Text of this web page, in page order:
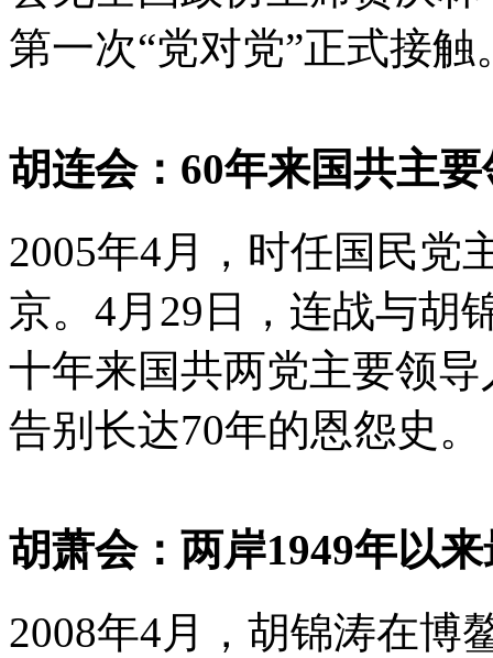
第一次“党对党”正式接触
胡连会：60年来国共主
2005年4月，时任国民党
京。4月29日，连战与胡
十年来国共两党主要领
告别长达70年的恩怨史。
胡萧会：两岸1949年以
2008年4月，胡锦涛在博